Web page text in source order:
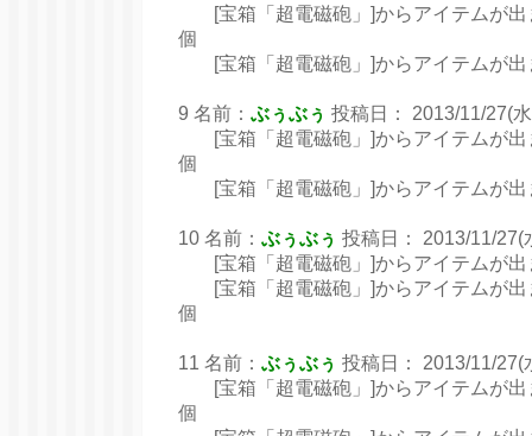
[宝箱「超電磁砲」]からアイテムが
個
[宝箱「超電磁砲」]からアイテムが
9 名前： ぶぅぶぅ 投稿日： 2013/11/27(
[宝箱「超電磁砲」]からアイテムが
個
[宝箱「超電磁砲」]からアイテムが
10 名前： ぶぅぶぅ 投稿日： 2013/11/27(
[宝箱「超電磁砲」]からアイテムが
[宝箱「超電磁砲」]からアイテムが
個
11 名前： ぶぅぶぅ 投稿日： 2013/11/27(
[宝箱「超電磁砲」]からアイテムが
個